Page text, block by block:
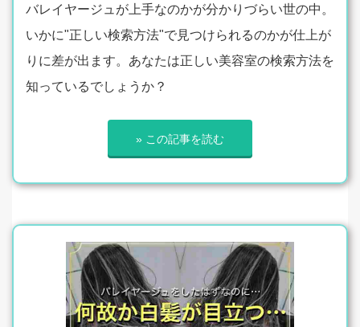
バレイヤージュが上手なのかが分かりづらい世の中。
いかに"正しい検索方法"で見つけられるのかが仕上が
りに差が出ます。あなたは正しい美容室の検索方法を
知っているでしょうか？
» この記事を読む